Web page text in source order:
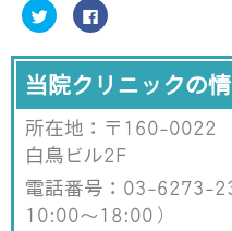
ク
リ
し
て
T
t
t
e
r
で
共
有
(
F
a
b
o
o
共
す
る
に
は
ク
リ
当院クリニックの
所在地：〒160-0022
白鳥ビル2F
電話番号：03-6273-
10:00～18:00）